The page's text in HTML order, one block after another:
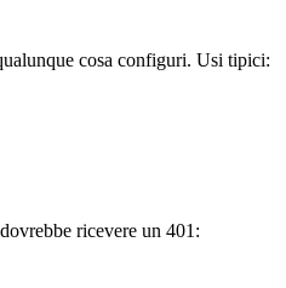
cosa configuri. Usi tipici:
ricevere un 401: